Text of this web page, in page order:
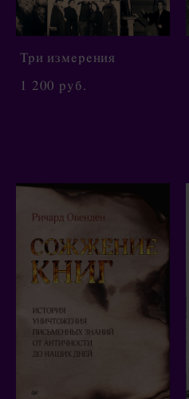
Три измерения
1 200 pуб.